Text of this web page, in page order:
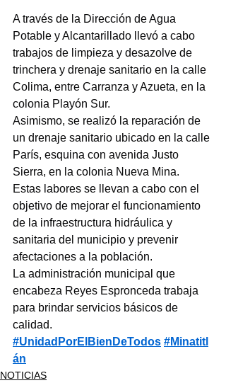
A través de la Dirección de Agua
Potable y Alcantarillado llevó a cabo
trabajos de limpieza y desazolve de
trinchera y drenaje sanitario en la calle
Colima, entre Carranza y Azueta, en la
colonia Playón Sur.
Asimismo, se realizó la reparación de
un drenaje sanitario ubicado en la calle
París, esquina con avenida Justo
Sierra, en la colonia Nueva Mina.
Estas labores se llevan a cabo con el
objetivo de mejorar el funcionamiento
de la infraestructura hidráulica y
sanitaria del municipio y prevenir
afectaciones a la población.
La administración municipal que
encabeza Reyes Espronceda trabaja
para brindar servicios básicos de
calidad.
#UnidadPorElBienDeTodos #Minatitl
án
NOTICIAS